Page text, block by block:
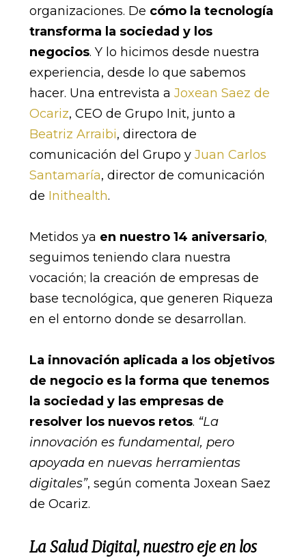
organizaciones. De cómo la tecnología
transforma la sociedad y los
negocios. Y lo hicimos desde nuestra
experiencia, desde lo que sabemos
hacer. Una entrevista a Joxean Saez de
Ocariz, CEO de Grupo Init, junto a
Beatriz Arraibi, directora de
comunicación del Grupo y Juan Carlos
Santamaría, director de comunicación
de Inithealth.
Metidos ya en nuestro 14 aniversario,
seguimos teniendo clara nuestra
vocación; la creación de empresas de
base tecnológica, que generen Riqueza
en el entorno donde se desarrollan.
La innovación aplicada a los objetivos
de negocio es la forma que tenemos
la sociedad y las empresas de
resolver los nuevos retos. “La
innovación es fundamental, pero
apoyada en nuevas herramientas
digitales”, según comenta Joxean Saez
de Ocariz.
La Salud Digital, nuestro eje en los